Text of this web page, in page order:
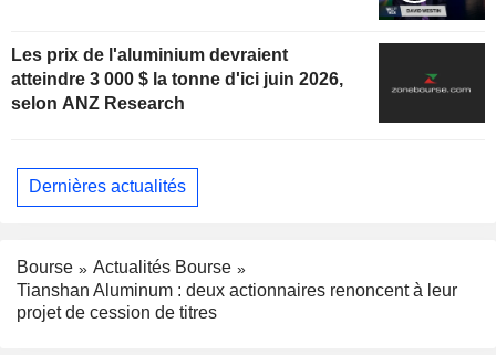
Les prix de l'aluminium devraient
atteindre 3 000 $ la tonne d'ici juin 2026,
selon ANZ Research
Dernières actualités
Bourse
Actualités Bourse
Tianshan Aluminum : deux actionnaires renoncent à leur
projet de cession de titres